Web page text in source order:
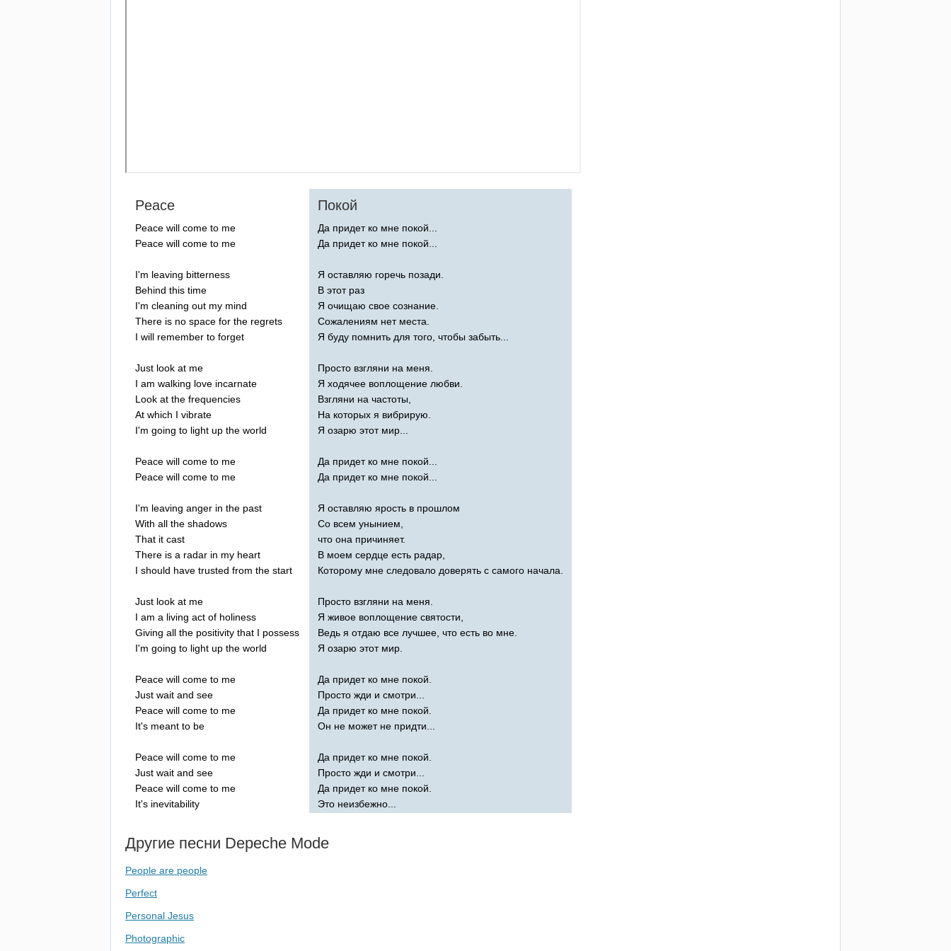
Peace
Peace will come to me
Peace will come to me
I'm leaving bitterness
Behind this time
I'm cleaning out my mind
There is no space for the regrets
I will remember to forget
Just look at me
I am walking love incarnate
Look at the frequencies
At which I vibrate
I'm going to light up the world
Peace will come to me
Peace will come to me
I'm leaving anger in the past
With all the shadows
That it cast
There is a radar in my heart
I should have trusted from the start
Just look at me
I am a living act of holiness
Giving all the positivity that I possess
I'm going to light up the world
Peace will come to me
Just wait and see
Peace will come to me
It's meant to be
Peace will come to me
Just wait and see
Peace will come to me
It's inevitability
Покой
Да придет ко мне покой...
Да придет ко мне покой...
Я оставляю горечь позади.
В этот раз
Я очищаю свое сознание.
Сожалениям нет места.
Я буду помнить для того, чтобы забыть...
Просто взгляни на меня.
Я ходячее воплощение любви.
Взгляни на частоты,
На которых я вибрирую.
Я озарю этот мир...
Да придет ко мне покой...
Да придет ко мне покой...
Я оставляю ярость в прошлом
Со всем унынием,
что она причиняет.
В моем сердце есть радар,
Которому мне следовало доверять с самого начала.
Просто взгляни на меня.
Я живое воплощение святости,
Ведь я отдаю все лучшее, что есть во мне.
Я озарю этот мир.
Да придет ко мне покой.
Просто жди и смотри...
Да придет ко мне покой.
Он не может не придти...
Да придет ко мне покой.
Просто жди и смотри...
Да придет ко мне покой.
Это неизбежно...
Другие песни Depeche Mode
People are people
Perfect
Personal Jesus
Photographic